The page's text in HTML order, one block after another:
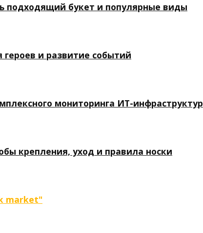
подходящий букет и популярные виды
и развитие событий
мониторинга ИТ-инфраструктур
крепления, уход и правила носки
market"